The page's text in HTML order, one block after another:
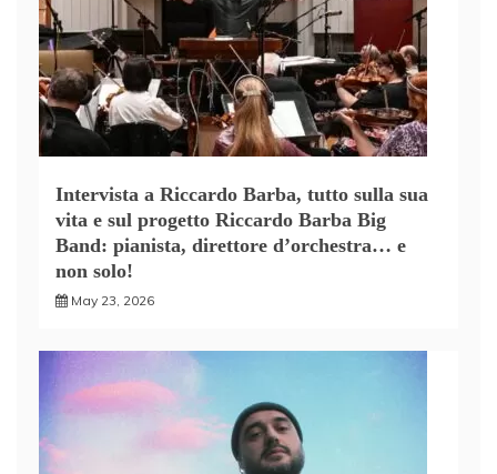
Intervista a Riccardo Barba, tutto sulla sua
vita e sul progetto Riccardo Barba Big
Band: pianista, direttore d’orchestra… e
non solo!
May 23, 2026